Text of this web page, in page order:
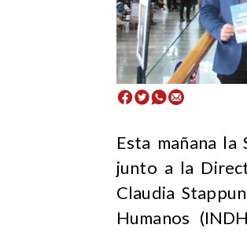
​Esta mañana
junto a la
Claudia
Humanos